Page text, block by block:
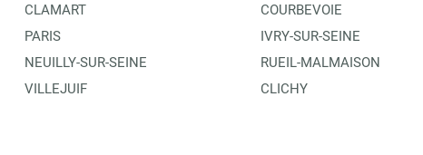
CLAMART
PARIS
NEUILLY-SUR-SEINE
VILLEJUIF
COURBEVOIE
IVRY-SUR-SEINE
RUEIL-MALMAISON
CLICHY